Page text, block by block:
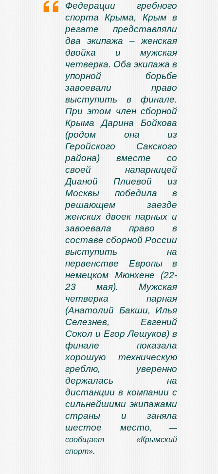
Федерации гребного
спорта Крыма, Крым в
регате представляли
два экипажа – женская
двойка и мужская
четверка. Оба экипажа в
упорной борьбе
завоевали право
выступить в финале.
При этом член сборной
Крыма Дарина Бойкова
(родом она из
Геройского Сакского
района) вместе со
своей напарницей
Дианой Плиевой из
Москвы победила в
решающем заезде
женских двоек парных и
завоевала право в
составе сборной России
выступить на
первенстве Европы в
немецком Мюнхене (22-
23 мая). Мужская
четверка парная
(Анатолий Бакши, Илья
Селезнев, Евгений
Сокол и Егор Лешуков) в
финале показала
хорошую техническую
греблю, уверенно
держалась на
дистанции в компании с
сильнейшими экипажами
страны и заняла
шестое место, —
сообщает «Крымский
спорт».